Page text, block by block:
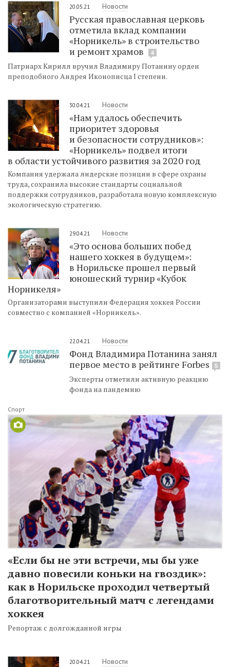
20.05.21 Новости
Русская православная церковь
отметила вклад компании
«Норникель» в строительство
и ремонт храмов
4
Патриарх Кирилл вручил Владимиру Потанину орден
преподобного Андрея Иконописца I степени.
30.04.21 Новости
«Нам удалось обеспечить
приоритет здоровья
и безопасности сотрудников»:
«Норникель» подвел итоги
в области устойчивого развития за 2020 год
Компания удержала лидерские позиции в сфере охраны
труда, сохранила высокие стандарты социальной
поддержки сотрудников, разработала новую комплексную
экологическую стратегию.
29.04.21 Новости
«Это основа больших побед
нашего хоккея в будущем»:
в Норильске прошел первый
юношеский турнир «Кубок
Норникеля»
Организаторами выступили Федерация хоккея России
совместно с компанией «Норникель».
22.04.21 Новости
Фонд Владимира Потанина занял
первое место в рейтинге Forbes
5
Эксперты отметили активную реакцию
фонда на пандемию
Спорт
«Если бы не эти встречи, мы бы уже
давно повесили коньки на гвоздик»:
как в Норильске проходил четвертый
благотворительный матч с легендами
хоккея
Репортаж с долгожданной игры
20.04.21 Новости